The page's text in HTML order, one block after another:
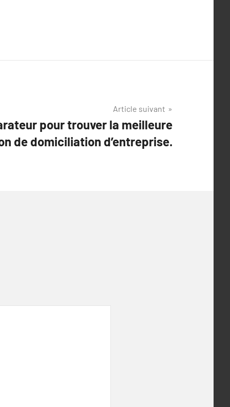
Article suivant
pour trouver la meilleure
de domiciliation d’entreprise.